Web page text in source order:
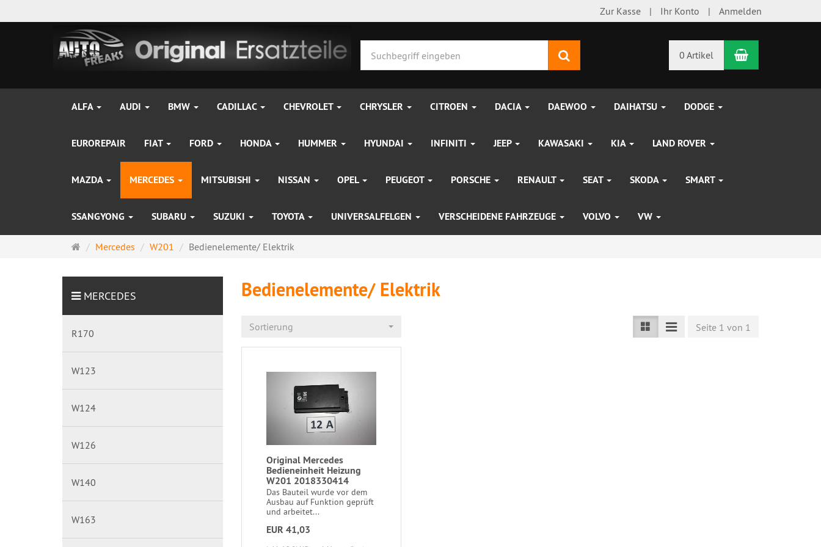
Zur Kasse Ihr Konto Anmelden
0 Artikel Warenkorb
ALFA AUDI BMW CADILLAC CHEVROLET CHRYSLER CITROEN DACIA DAEWOO DAIHATSU DODGE
EUROREPAIR FIAT FORD HONDA HUMMER HYUNDAI INFINITI JEEP KAWASAKI KIA LAND ROVER
MAZDA MERCEDES MITSUBISHI NISSAN OPEL PEUGEOT PORSCHE RENAULT SEAT SKODA SMART
SSANGYONG SUBARU SUZUKI TOYOTA UNIVERSALFELGEN VERSCHEIDENE FAHRZEUGE VOLVO VW
Startseite
Mercedes W201 Bedienelemente/ Elektrik
Bedienelemente/ Elektrik
Sortierung Seite 1 von 1
Original Mercedes
Bedieneinheit Heizung
W201 2018330414
Das Bauteil wurde vor dem
Ausbau auf Funktion geprüft
und arbeitet...
EUR 41,03
MERCEDES
R170
W123
W124
W126
W140
W163